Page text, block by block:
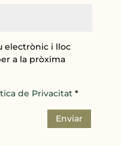
electrònic i lloc
a la pròxima
de Privacitat*
Enviar